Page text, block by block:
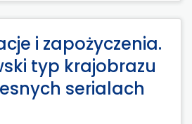
i zapożyczenia.
typ krajobrazu
serialach